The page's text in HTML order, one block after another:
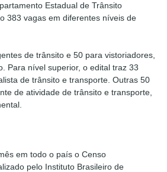
Estadual de Trânsito
383 vagas em diferentes níveis de
de trânsito e 50 para vistoriadores,
Para nível superior, o edital traz 33
de trânsito e transporte. Outras 50
de atividade de trânsito e transporte,
em todo o país o Censo
pelo Instituto Brasileiro de